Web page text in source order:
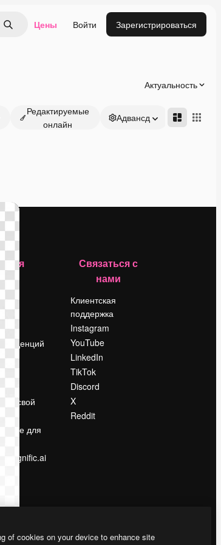
по изображению
Поиск Цены Войти Зарегистрироваться
Актуальность
Редактируемые
онлайн
Адвансд
тенденций
свой
для
magnific.ai
Связаться с
нами
Клиентская
поддержка
Instagram
YouTube
LinkedIn
TikTok
Discord
X
Reddit
of cookies on your device to enhance site